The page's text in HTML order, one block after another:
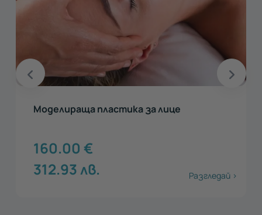
Моделираща пластика за лице
160.00 €
312.93лв. Разгледай >